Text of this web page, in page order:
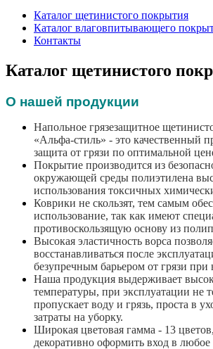
Каталог щетинистого покрытия
Каталог влаговпитывающего
Контакты
Каталог щетинистого
О нашей продукции
Напольное грязезащитное
«Альфа-стиль» - это качественный
защита от грязи по оптимальной
Покрытие производится из
окружающей среды полиэтилена
использования токсичных
Коврики не скользят, тем самым
использование, так как имеют
противоскользящую основу из
Высокая эластичность ворса
восстанавливаться после
безупречным барьером от грязи при
Наша продукция выдерживает
температуры, при эксплуатации не
пропускает воду и грязь, проста в
затраты на уборку.
Широкая цветовая гамма - 13
декоративно оформить вход в